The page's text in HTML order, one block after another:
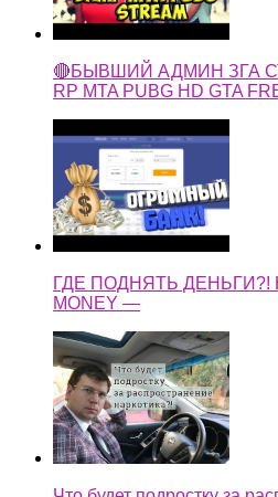
🔴БЫВШИЙ АДМИН ЗГА
RP MTA PUBG HD GTA
ГДЕ ПОДНЯТЬ ДЕНЬГИ?!
MONEY —